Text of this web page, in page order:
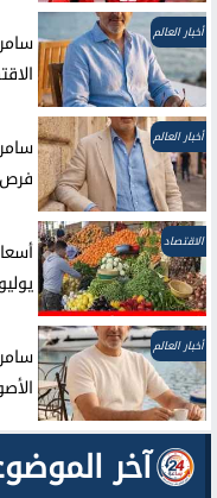
أخبار العالم
أخبار العالم
الاقتصاد
يوليو 2026.....
أخبار العالم
آخر